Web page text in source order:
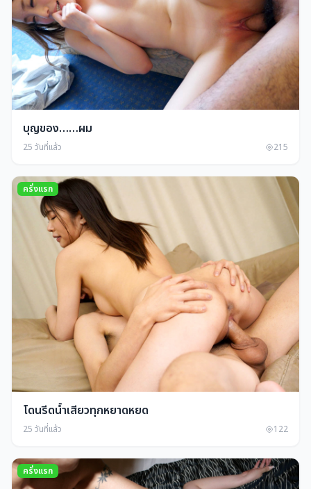
บุญของ……ผม
25 วันที่แล้ว 215
ครั่งแรก
โดนรีดน้ำเสียวทุกหยาดหยด
25 วันที่แล้ว 122
ครั่งแรก